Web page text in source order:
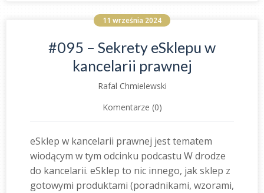
11 września 2024
#095 – Sekrety eSklepu w
kancelarii prawnej
Rafal Chmielewski
Komentarze (0)
eSklep w kancelarii prawnej jest tematem
wiodącym w tym odcinku podcastu W drodze
do kancelarii. eSklep to nic innego, jak sklep z
gotowymi produktami (poradnikami, wzorami,